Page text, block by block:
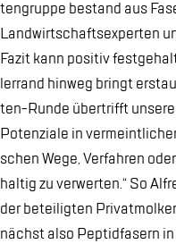
ten­grup­pe be­stand aus
Land­wirt­schafts­ex­per­ten
Fa­zit kann po­si­tiv
ler­rand hin­weg bringt
ten-Run­de über­trifft
Po­ten­zia­le in
schen Wege, Ver­fah­ren
hal­tig zu ver­wer­ten.“ So
der be­tei­lig­ten
nächst also Pep­tid­fa­sern